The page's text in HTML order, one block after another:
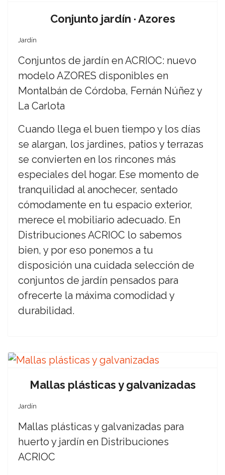
Conjunto jardín · Azores
Jardín
Conjuntos de jardín en ACRIOC: nuevo
modelo AZORES disponibles en
Montalbán de Córdoba, Fernán Núñez y
La Carlota
Cuando llega el buen tiempo y los días
se alargan, los jardines, patios y terrazas
se convierten en los rincones más
especiales del hogar. Ese momento de
tranquilidad al anochecer, sentado
cómodamente en tu espacio exterior,
merece el mobiliario adecuado. En
Distribuciones ACRIOC lo sabemos
bien, y por eso ponemos a tu
disposición una cuidada selección de
conjuntos de jardín pensados para
ofrecerte la máxima comodidad y
durabilidad.
Mallas plásticas y galvanizadas
Jardín
Mallas plásticas y galvanizadas para
huerto y jardín en Distribuciones
ACRIOC